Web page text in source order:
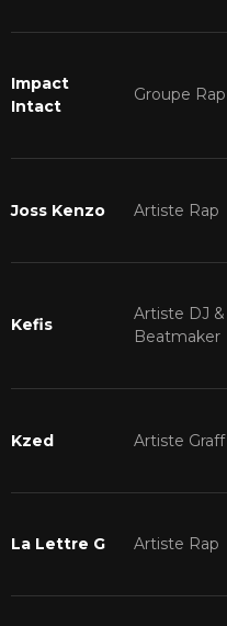
Impact
Intact
Groupe Rap
Joss Kenzo Artiste Rap
Kefis
Artiste DJ &
Beatmaker
Kzed Artiste Graff
La Lettre G Artiste Rap